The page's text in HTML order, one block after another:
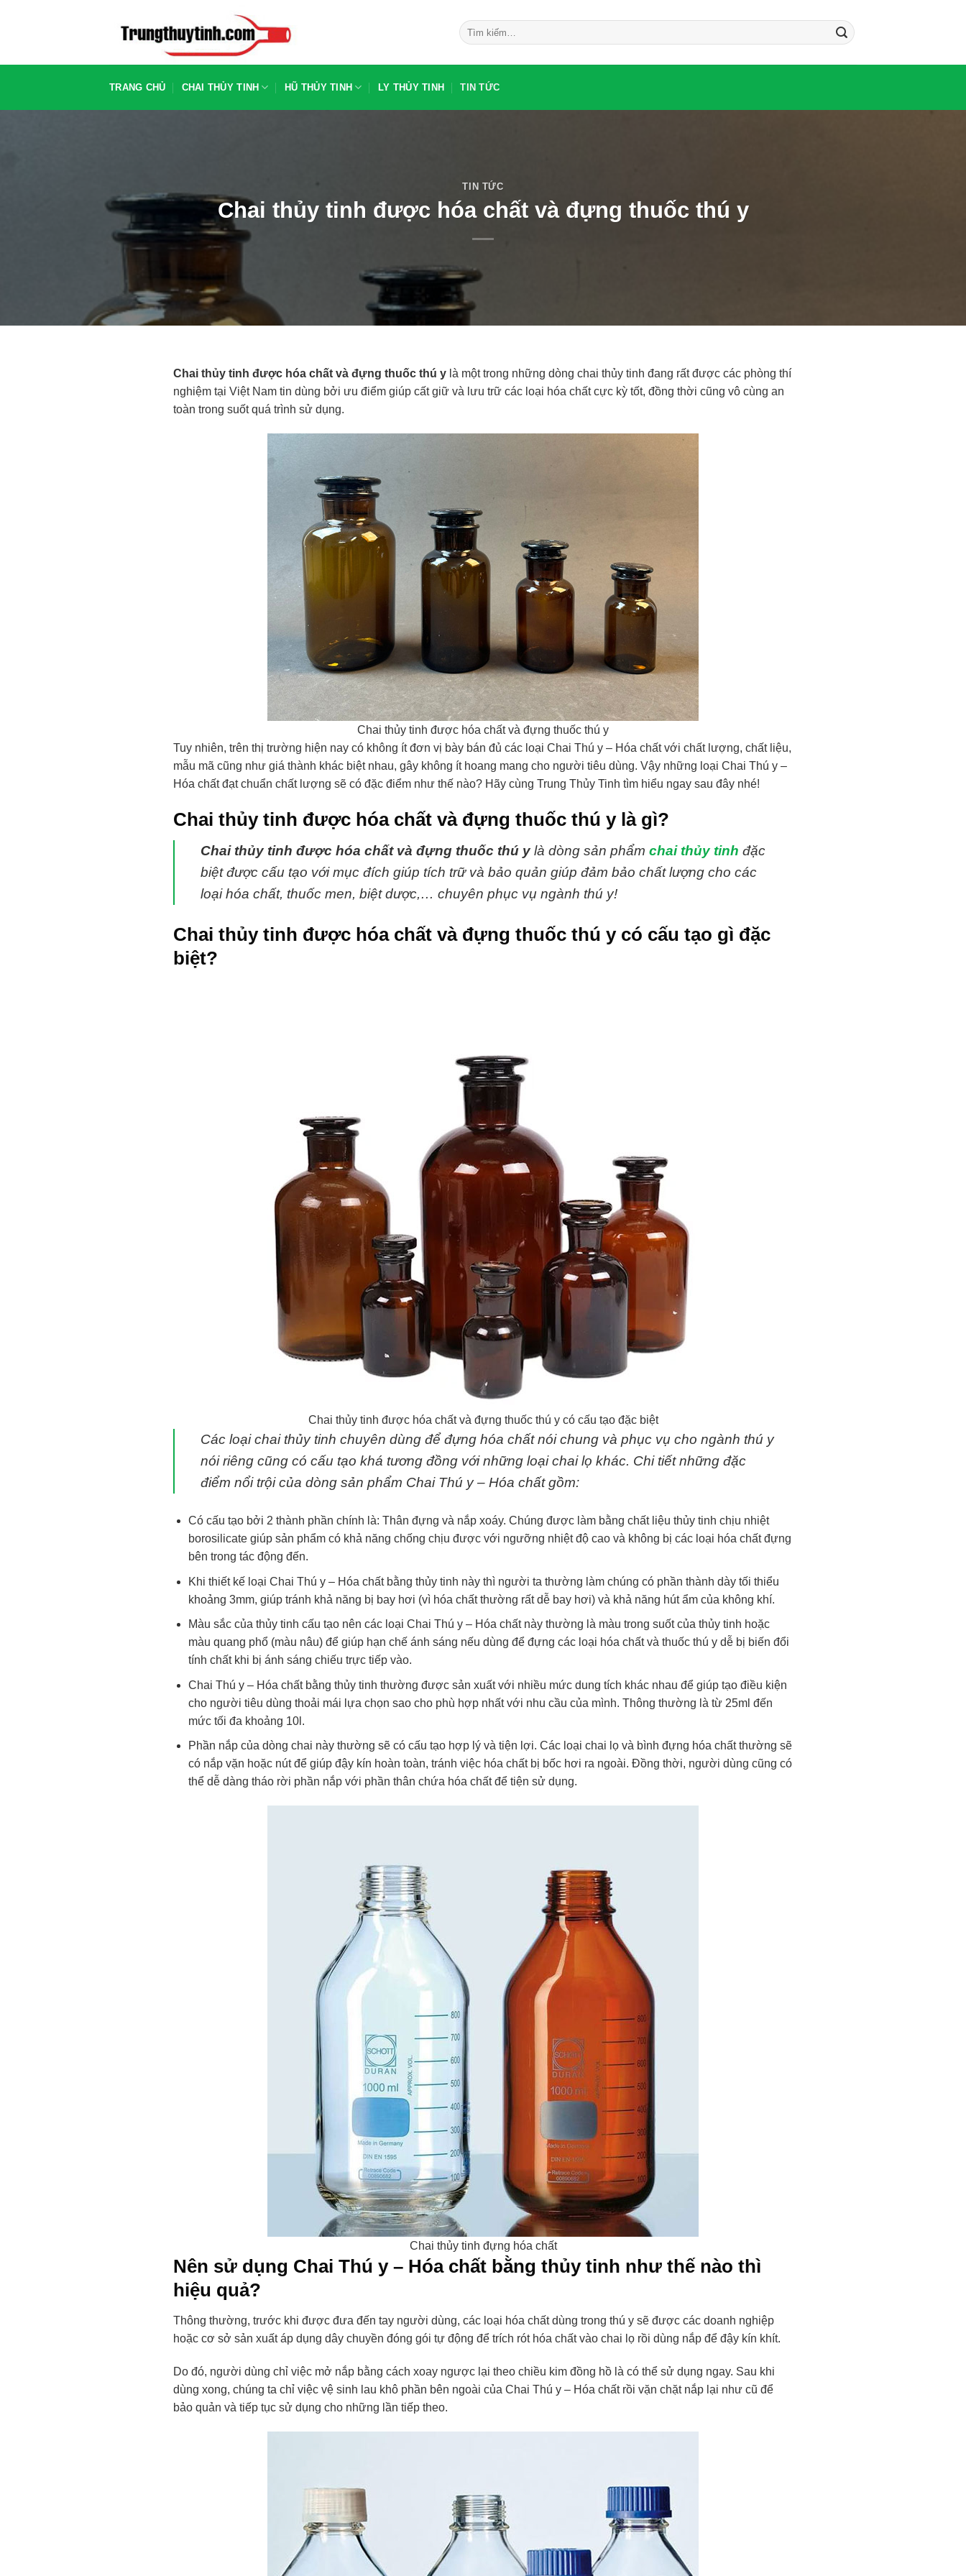
dung
Tìm
kiếm:
TRANG CHỦ CHAI THỦY TINH HŨ THỦY TINH LY THỦY TINH TIN TỨC
TIN TỨC
Chai thủy tinh được hóa chất và đựng thuốc thú y
Chai thủy tinh được hóa chất và đựng thuốc thú y là một trong những dòng chai thủy tinh đang rất được các phòng thí
nghiệm tại Việt Nam tin dùng bởi ưu điểm giúp cất giữ và lưu trữ các loại hóa chất cực kỳ tốt, đồng thời cũng vô cùng an
toàn trong suốt quá trình sử dụng.
Chai thủy tinh được hóa chất và đựng thuốc thú y
Tuy nhiên, trên thị trường hiện nay có không ít đơn vị bày bán đủ các loại Chai Thú y – Hóa chất với chất lượng, chất liệu,
mẫu mã cũng như giá thành khác biệt nhau, gây không ít hoang mang cho người tiêu dùng. Vậy những loại Chai Thú y –
Hóa chất đạt chuẩn chất lượng sẽ có đặc điểm như thế nào? Hãy cùng Trung Thủy Tinh tìm hiểu ngay sau đây nhé!
Chai thủy tinh được hóa chất và đựng thuốc thú y là gì?
Chai thủy tinh được hóa chất và đựng thuốc thú y là dòng sản phẩmchai thủy tinh đặc
biệt được cấu tạo với mục đích giúp tích trữ và bảo quản giúp đảm bảo chất lượng cho các
loại hóa chất, thuốc men, biệt dược,… chuyên phục vụ ngành thú y!
Chai thủy tinh được hóa chất và đựng thuốc thú y có cấu tạo gì đặc
biệt?
Chai thủy tinh được hóa chất và đựng thuốc thú y có cấu tạo đặc biệt
Các loại chai thủy tinh chuyên dùng để đựng hóa chất nói chung và phục vụ cho ngành thú y
nói riêng cũng có cấu tạo khá tương đồng với những loại chai lọ khác. Chi tiết những đặc
điểm nổi trội của dòng sản phẩm Chai Thú y – Hóa chất gồm:
Có cấu tạo bởi 2 thành phần chính là: Thân đựng và nắp xoáy. Chúng được làm bằng chất liệu thủy tinh chịu nhiệt
borosilicate giúp sản phẩm có khả năng chống chịu được với ngưỡng nhiệt độ cao và không bị các loại hóa chất đựng
bên trong tác động đến.
Khi thiết kế loại Chai Thú y – Hóa chất bằng thủy tinh này thì người ta thường làm chúng có phần thành dày tối thiểu
khoảng 3mm, giúp tránh khả năng bị bay hơi (vì hóa chất thường rất dễ bay hơi) và khả năng hút ẩm của không khí.
Màu sắc của thủy tinh cấu tạo nên các loại Chai Thú y – Hóa chất này thường là màu trong suốt của thủy tinh hoặc
màu quang phổ (màu nâu) để giúp hạn chế ánh sáng nếu dùng để đựng các loại hóa chất và thuốc thú y dễ bị biến đổi
tính chất khi bị ánh sáng chiếu trực tiếp vào.
Chai Thú y – Hóa chất bằng thủy tinh thường được sản xuất với nhiều mức dung tích khác nhau để giúp tạo điều kiện
cho người tiêu dùng thoải mái lựa chọn sao cho phù hợp nhất với nhu cầu của mình. Thông thường là từ 25ml đến
mức tối đa khoảng 10l.
Phần nắp của dòng chai này thường sẽ có cấu tạo hợp lý và tiện lợi. Các loại chai lọ và bình đựng hóa chất thường sẽ
có nắp vặn hoặc nút để giúp đậy kín hoàn toàn, tránh việc hóa chất bị bốc hơi ra ngoài. Đồng thời, người dùng cũng có
thể dễ dàng tháo rời phần nắp với phần thân chứa hóa chất để tiện sử dụng.
Chai thủy tinh đựng hóa chất
Nên sử dụng Chai Thú y – Hóa chất bằng thủy tinh như thế nào thì
hiệu quả?
Thông thường, trước khi được đưa đến tay người dùng, các loại hóa chất dùng trong thú y sẽ được các doanh nghiệp
hoặc cơ sở sản xuất áp dụng dây chuyền đóng gói tự động để trích rót hóa chất vào chai lọ rồi dùng nắp để đậy kín khít.
Do đó, người dùng chỉ việc mở nắp bằng cách xoay ngược lại theo chiều kim đồng hồ là có thể sử dụng ngay. Sau khi
dùng xong, chúng ta chỉ việc vệ sinh lau khô phần bên ngoài của Chai Thú y – Hóa chất rồi vặn chặt nắp lại như cũ để
bảo quản và tiếp tục sử dụng cho những lần tiếp theo.